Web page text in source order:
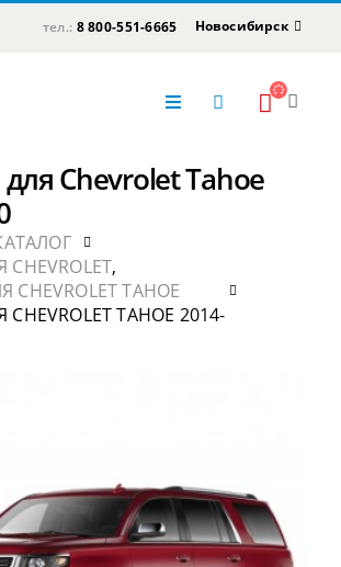
тел.: 8 800-551-6665 Новосибирск
Chevrolet Tahoe
,
TAHOE
TAHOE 2014-